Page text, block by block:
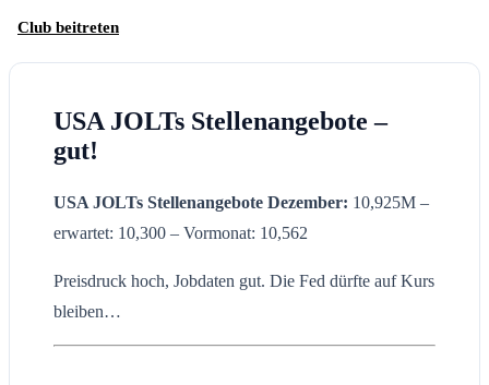
Club beitreten
USA JOLTs Stellenangebote –
gut!
USA JOLTs Stellenangebote Dezember: 10,925M –
erwartet: 10,300 – Vormonat: 10,562
Preisdruck hoch, Jobdaten gut. Die Fed dürfte auf Kurs
bleiben…